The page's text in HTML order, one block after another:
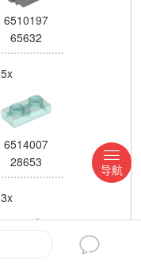
6510197
65632
5x
6514007
28653
3x
导航